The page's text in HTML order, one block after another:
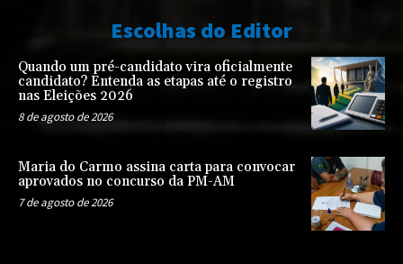
Escolhas do Editor
Quando um pré-candidato vira oficialmente
candidato? Entenda as etapas até o registro
nas Eleições 2026
8 de agosto de 2026
Maria do Carmo assina carta para convocar
aprovados no concurso da PM-AM
7 de agosto de 2026